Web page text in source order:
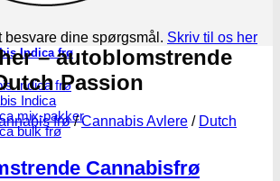
Indica frø
Indica frø
Indica
mix-pakker
bulk frø
Cannabisfrø
besvare dine spørgsmål. Skriv til os her
– autoblomstrende
Passion
frø / Cannabis Avlere / Dutch